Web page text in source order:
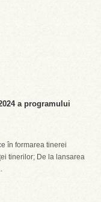
a programului
în formarea tinerei
tinerilor; De la lansarea